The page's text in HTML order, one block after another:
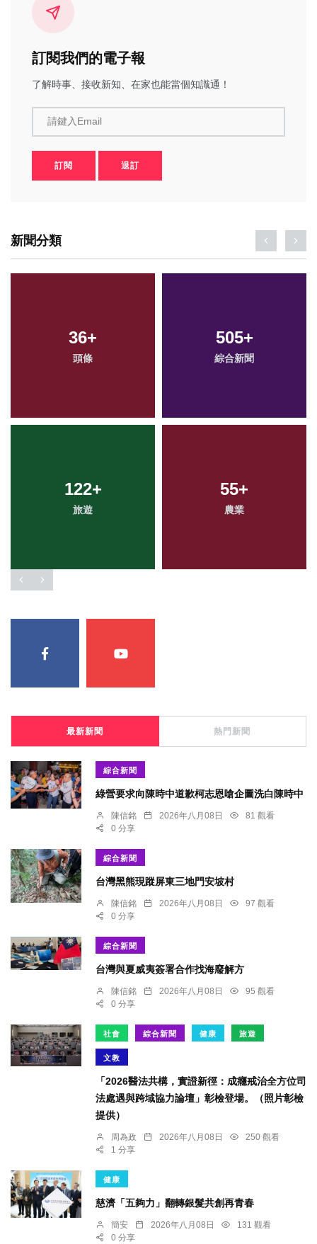
訂閱我們的電子報
了解時事、接收新知、在家也能當個知識通！
請鍵入Email
訂閱 退訂
新聞分類
36+
頭條
505+
綜合新聞
122+
旅遊
55+
農業
最新新聞 熱門新聞
綜合新聞
綠營要求向陳時中道歉柯志恩嗆企圖洗白陳時中
陳信銘 2026年八月08日
81 觀看
0 分享
綜合新聞
台灣黑熊現蹤屏東三地門安坡村
陳信銘 2026年八月08日
97 觀看
0 分享
綜合新聞
台灣與夏威夷簽署合作找海廢解方
陳信銘 2026年八月08日
95 觀看
0 分享
社會 綜合新聞 健康 旅遊
文教
「2026醫法共構，實證新徑：成癮戒治全方位司
法處遇與跨域協力論壇」彰檢登場。（照片彰檢
提供）
周為政 2026年八月08日
250 觀看
1 分享
健康
慈濟「五夠力」翻轉銀髮共創再青春
簡安 2026年八月08日
131 觀看
0 分享